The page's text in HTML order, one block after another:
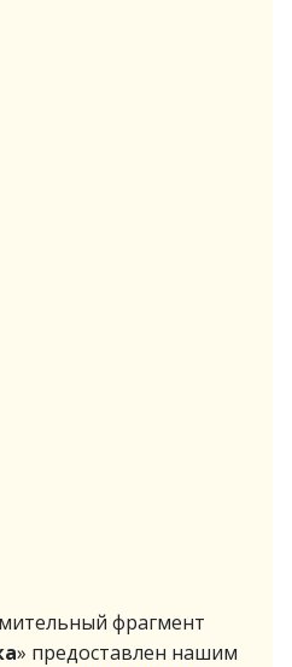
фрагмент
» предоставлен нашим